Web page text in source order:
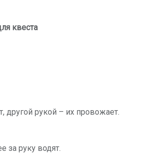
квеста
другой рукой – их провожает.
за руку водят.